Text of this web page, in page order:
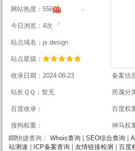
网站热度：556
今日浏览：4次
站点域名：js.design
站点星级：
收录日期：2024-08-23 备案信
站长ＱＱ：暂无 所属分
百度收录： 百度权
搜狗权重： 神马权
快捷查询： Whois查询 SEO综合查询
站测速
ICP备案查询 友情链接检测 百度